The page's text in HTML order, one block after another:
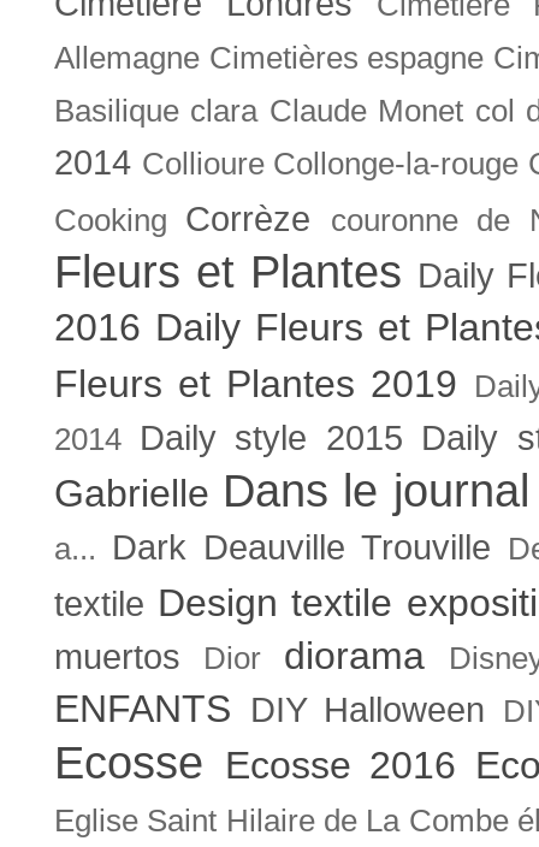
Allemagne Cimetières espagne
Basilique clara Claude Monet col
2014 Collioure Collonge-la-rouge
Cooking
Corrèze couronne de
Fleurs et Plantes Daily
2016 Daily Fleurs et
Fleurs et Plantes 2019
2014
Daily style 2015 Daily
Gabrielle Dans le journal
a... Dark Deauville Trouville
textile Design textile
muertos Dior diorama
ENFANTS DIY Halloween
Ecosse Ecosse 2016
Eglise Saint Hilaire de La Combe